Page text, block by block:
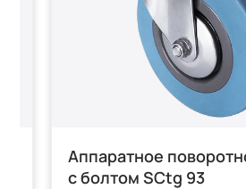
Аппаратное
с болтом SCtg 93